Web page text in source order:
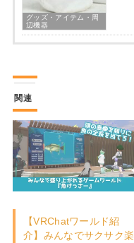
グッズ・アイテム・周
辺機器
関連
【VRChatワールド紹
介】みんなでサクサク楽